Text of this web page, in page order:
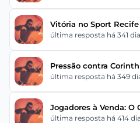
Vitória no Sport Recife
última resposta há 341
Pressão contra
última resposta há 349
Jogadores à Venda: O
última resposta há 414